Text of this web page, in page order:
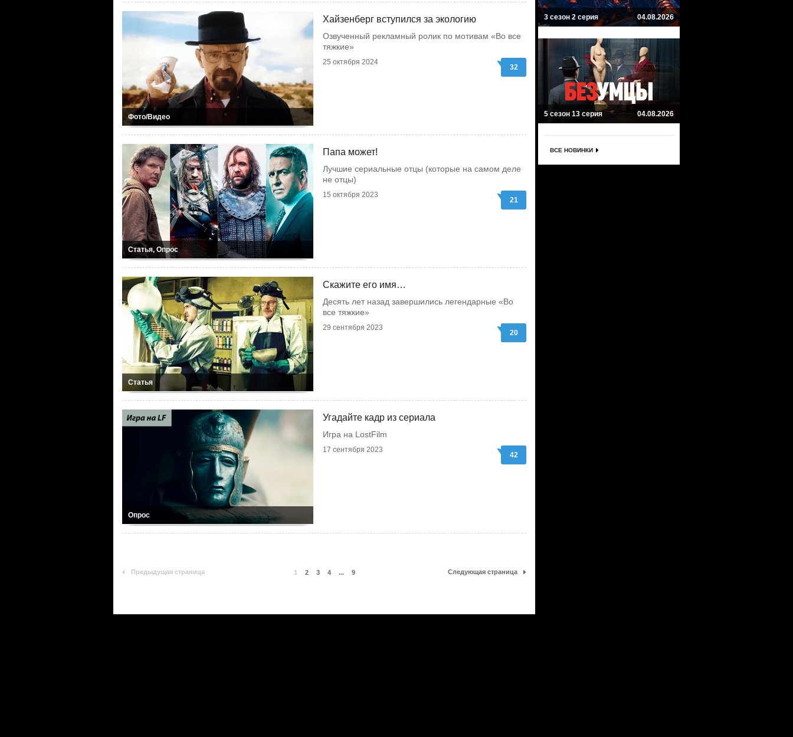
Фото/Видео
Хайзенберг вступился за экологию
Озвученный рекламный ролик по мотивам «Во все
тяжкие»
25 октября 2024
32
Статья, Опрос
Папа может!
Лучшие сериальные отцы (которые на самом деле
не отцы)
15 октября 2023
21
Статья
Скажите его имя…
Десять лет назад завершились легендарные «Во
все тяжкие»
29 сентября 2023
20
Опрос
Угадайте кадр из сериала
Игра на LostFilm
17 сентября 2023
42
Предыдущая страница 1 2 3 4 ... 9 Следующая страница
3 сезон 2 серия 04.08.2026
5 сезон 13 серия 04.08.2026
ВСЕ НОВИНКИ